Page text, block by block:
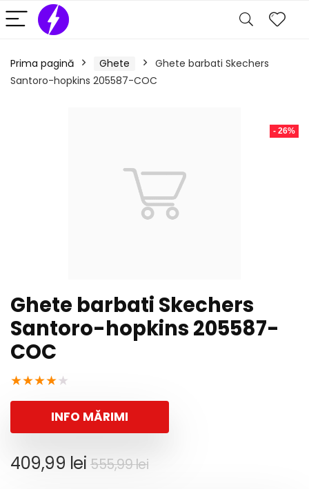
Prima pagină Ghete
Ghete barbati Skechers
Santoro-hopkins 205587-COC
- 26%
Ghete barbati Skechers
Santoro-hopkins 205587-
COC
★★★★★
INFO MĂRIMI
555,99leiPrețul
409,99 lei
Prețul